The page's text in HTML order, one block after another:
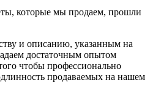
которые мы продаем, прошли
и описанию, указанным на
достаточным опытом
чтобы профессионально
продаваемых на нашем